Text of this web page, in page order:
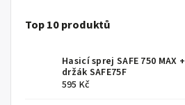
Top 10 produktů
Hasicí sprej SAFE 750 MAX +
držák SAFE75F
595 Kč